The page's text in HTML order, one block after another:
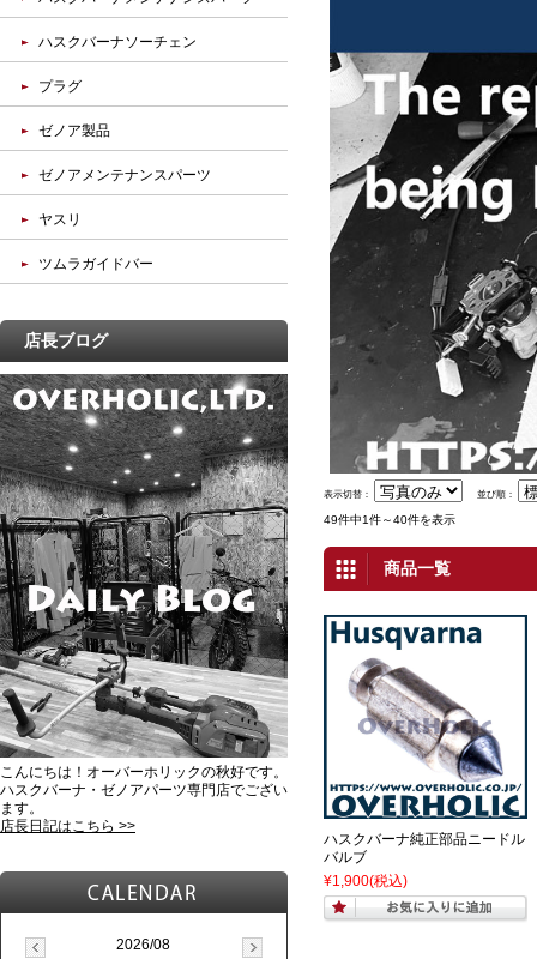
表示切替： 並び順：
49件中1件～40件を表示
商品一覧
ハスクバーナ純正部品ニードル
バルブ
¥1,900(税込)
ハスクバーナソーチェン
プラグ
ゼノア製品
ゼノアメンテナンスパーツ
ヤスリ
ツムラガイドバー
店長ブログ
こんにちは！オーバーホリックの秋好です。
ハスクバーナ・ゼノアパーツ専門店でござい
ます。
店長日記はこちら >>
2026/08